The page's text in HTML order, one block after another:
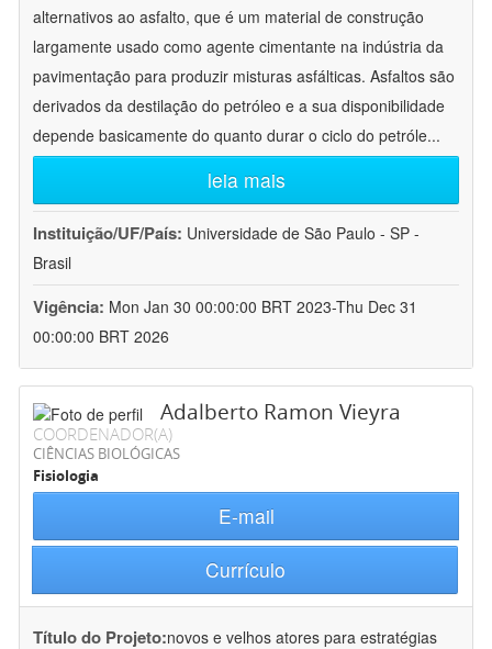
alternativos ao asfalto, que é um material de construção
largamente usado como agente cimentante na indústria da
pavimentação para produzir misturas asfálticas. Asfaltos são
derivados da destilação do petróleo e a sua disponibilidade
depende basicamente do quanto durar o ciclo do petróle...
leia mais
Instituição/UF/País: Universidade de São Paulo - SP -
Brasil
Vigência: Mon Jan 30 00:00:00 BRT 2023-Thu Dec 31
00:00:00 BRT 2026
Adalberto Ramon Vieyra
COORDENADOR(A)
CIÊNCIAS BIOLÓGICAS
Fisiologia
E-mail
Currículo
Título do Projeto:novos e velhos atores para estratégias